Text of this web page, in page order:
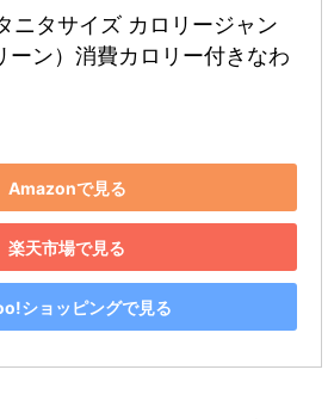
ニタサイズ カロリージャン
ン）消費カロリー付きなわ
Amazonで見る
楽天市場で見る
ショッピングで見る